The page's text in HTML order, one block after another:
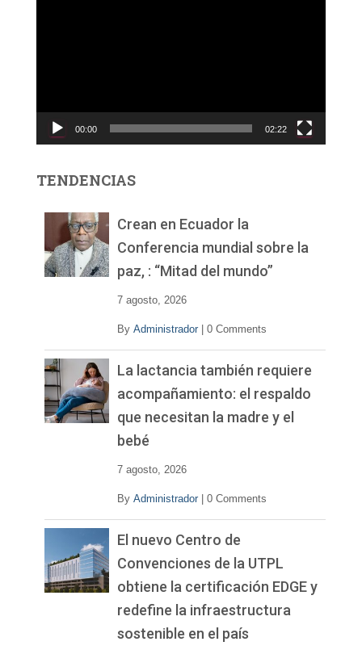
c
d
00:00 02:22
TENDENCIAS
Crean en Ecuador la
Conferencia mundial sobre la
paz, : “Mitad del mundo”
7 agosto, 2026
By Administrador 0 Comments
La lactancia también requiere
acompañamiento: el respaldo
que necesitan la madre y el
bebé
7 agosto, 2026
By Administrador 0 Comments
El nuevo Centro de
Convenciones de la UTPL
obtiene la certificación EDGE y
redefine la infraestructura
sostenible en el país